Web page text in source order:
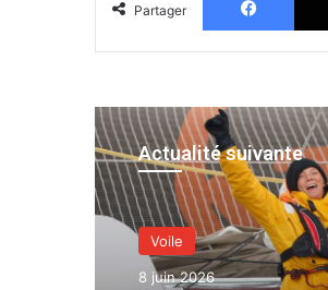
Partager
Actualité suivante
Voile
8 juin 2026